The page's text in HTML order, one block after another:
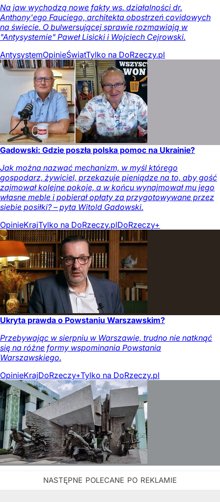
Na jaw wychodzą nowe fakty ws. działalności dr.
Anthony'ego Fauciego, architekta obostrzeń covidowych
na świecie. O bulwersującej sprawie rozmawiają w
"Antysystemie" Paweł Lisicki i Wojciech Cejrowski.
AntysystemOpinieŚwiatTylko na DoRzeczy.pl
Gadowski: Gdzie poszła polska pomoc na Ukrainie?
Jak można nazwać mechanizm, w myśl którego
gospodarz, żywiciel, przekazuje pieniądze na to, aby gość
zajmował kolejne pokoje, a w końcu wynajmował mu jego
własne meble i pobierał opłaty za przygotowywane przez
siebie posiłki? – pyta Witold Gadowski.
OpinieKrajTylko na DoRzeczy.plDoRzeczy+
Ukryta prawda o Powstaniu Warszawskim?
Przebywając w sierpniu w Warszawie, trudno nie natknąć
się na różne formy wspominania Powstania
Warszawskiego.
OpinieKrajDoRzeczy+Tylko na DoRzeczy.pl